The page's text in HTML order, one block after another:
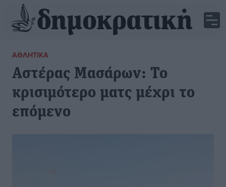
ΑΘΛΗΤΙΚΆ
Αστέρας Μασάρων: Το
κρισιμότερο ματς μέχρι το
επόμενο